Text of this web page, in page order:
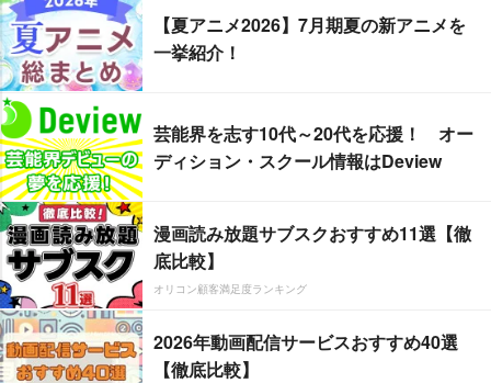
【夏アニメ2026】7月期夏の新アニメを
一挙紹介！
芸能界を志す10代～20代を応援！ オー
ディション・スクール情報はDeview
漫画読み放題サブスクおすすめ11選【徹
底比較】
オリコン顧客満足度ランキング
2026年動画配信サービスおすすめ40選
【徹底比較】